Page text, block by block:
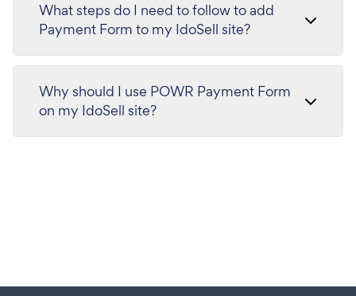
What steps do I need to follow to add
Payment Form to my IdoSell site?
Why should I use POWR Payment Form
on my IdoSell site?